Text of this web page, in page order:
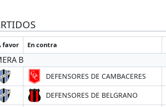
favor En contra
B
DEFENSORES DE CAMBACERES
DEFENSORES DE BELGRANO